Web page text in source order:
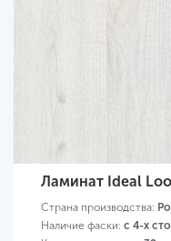
Ламинат Ideal
Страна производства:
Наличие фаски: с 4-х